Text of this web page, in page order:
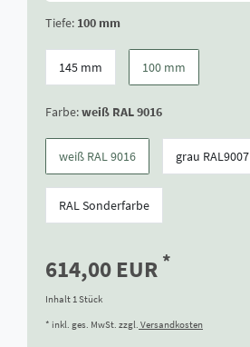
Tiefe: 100 mm
145 mm 100 mm
Farbe:weiß RAL 9016
weiß RAL 9016 grau RAL9007
RAL Sonderfarbe
614,00 EUR *
Inhalt 1Stück
* inkl. ges. MwSt. zzgl. Versandkosten